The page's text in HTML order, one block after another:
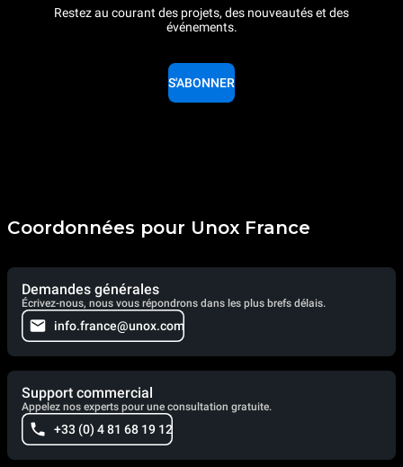
Restez au courant des projets, des nouveautés et des
événements.
S'ABONNER
Coordonnées pour Unox France
Demandes générales
Écrivez-nous, nous vous répondrons dans les plus brefs délais.
info.france@unox.com
Support commercial
Appelez nos experts pour une consultation gratuite.
+33 (0) 4 81 68 19 12